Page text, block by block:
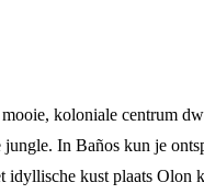
koloniale centrum
In Baños kun je
kust plaats Olon